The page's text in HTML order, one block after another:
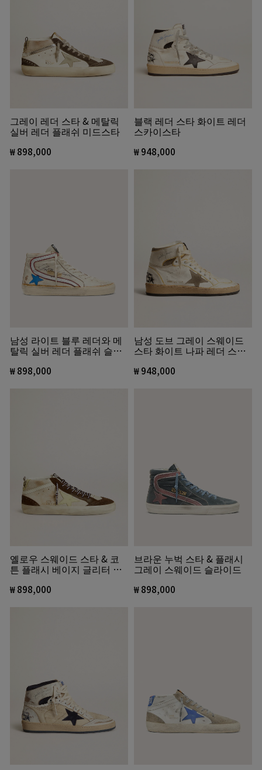
그레이 레더 스타 & 메탈릭
실버 레더 플래쉬 미드스타
₩ 898,000
블랙 레더 스타 화이트 레더
스카이스타
₩ 948,000
남성 라이트 블루 레더와 메
탈릭 실버 레더 플래쉬 슬라
₩ 898,000
남성 도브 그레이 스웨이드
스타 화이트 나파 레더 스카
₩ 948,000
옐로우 스웨이드 스타 & 코
튼 플래시 베이지 글리터 미
₩ 898,000
브라운 누벅 스타 & 플래시
그레이 스웨이드 슬라이드
₩ 898,000